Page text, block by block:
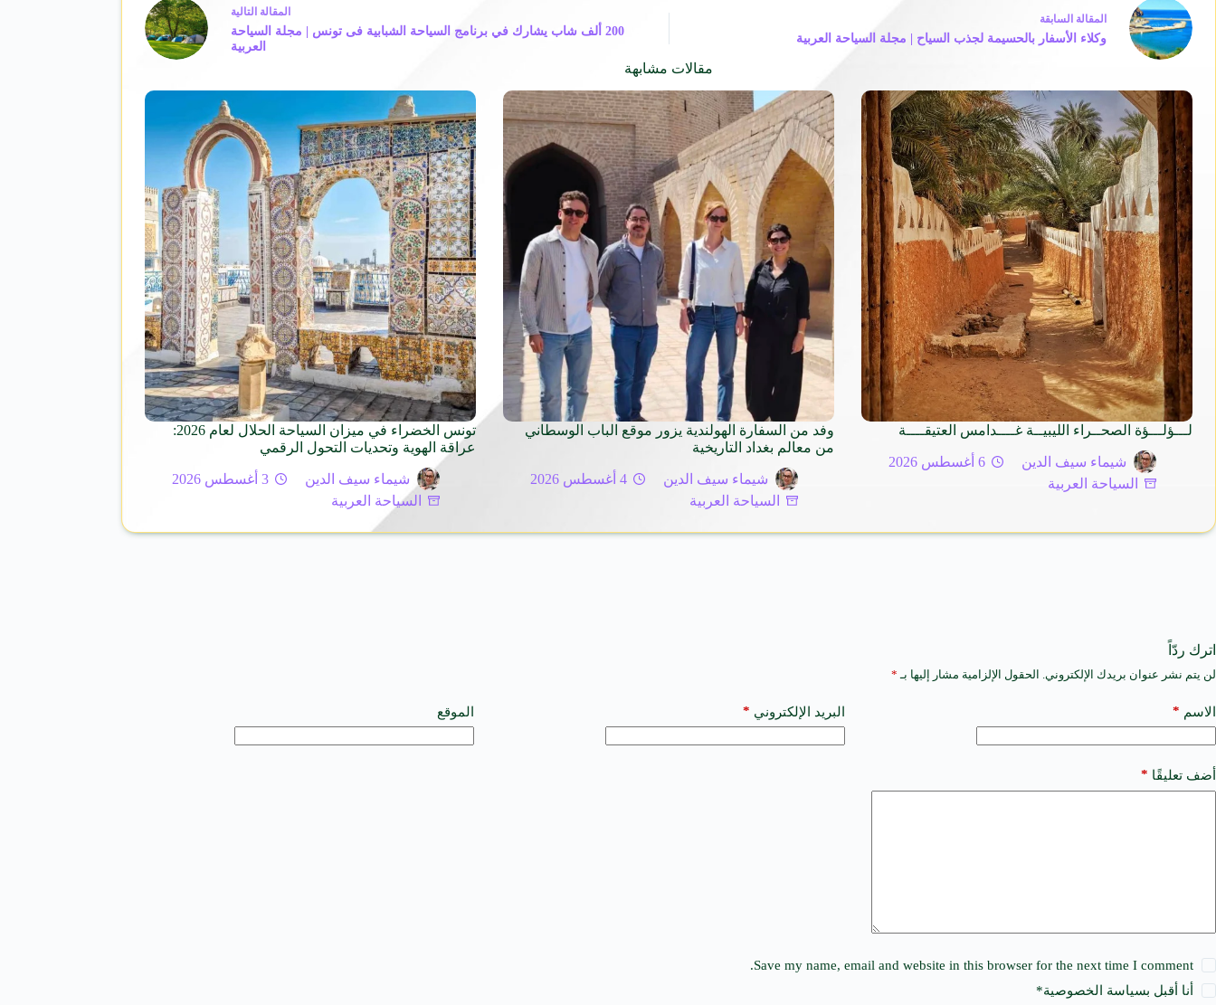
المقالة السابقة
وكلاء الأسفار بالحسيمة لجذب السياح | مجلة السياحة العربية
المقالة التالية
200 ألف شاب يشارك في برنامج السياحة الشبابية فى تونس | مجلة السياحة
العربية
مقالات مشابهة
لـــؤلـــؤة الصحــراء الليبيــة غــــدامس العتيقــــة
شيماء سيف الدين
6 أغسطس 2026
السياحة العربية
وفد من السفارة الهولندية يزور موقع الباب الوسطاني
من معالم بغداد التاريخية
شيماء سيف الدين
4 أغسطس 2026
السياحة العربية
تونس الخضراء في ميزان السياحة الحلال لعام 2026:
عراقة الهوية وتحديات التحول الرقمي
شيماء سيف الدين
3 أغسطس 2026
السياحة العربية
اترك ردّاً
لن يتم نشر عنوان بريدك الإلكتروني. الحقول الإلزامية مشار إليها بـ *
الاسم * البريد الإلكتروني * الموقع
أضف تعليقًا *
Save my name, email and website in this browser for the next time I comment.
أنا أقبل بسياسة الخصوصية*
A
t
e
a
t